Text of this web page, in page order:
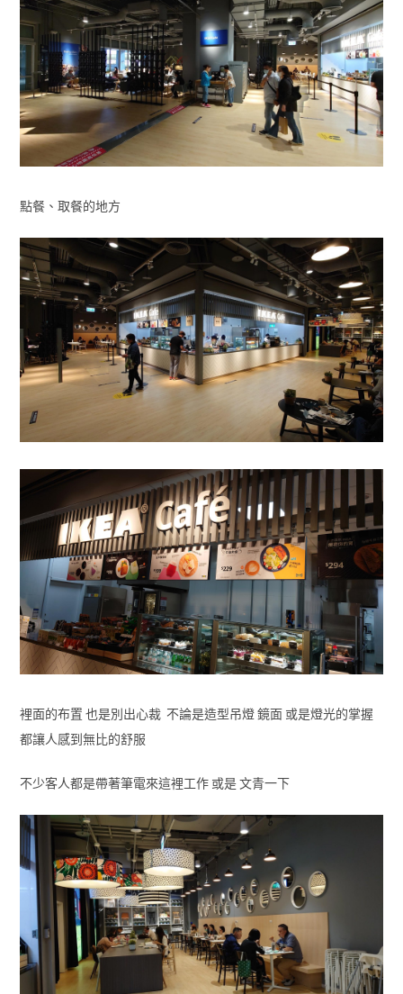
點餐、取餐的地方
裡面的布置 也是別出心裁 不論是造型吊燈 鏡面 或是燈光的掌握
都讓人感到無比的舒服
不少客人都是帶著筆電來這裡工作 或是 文青一下